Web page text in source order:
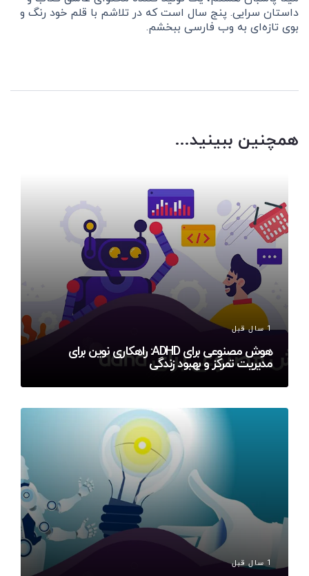
داستان سرایی. پنج سال است که در تلاشم با قلم خود رنگ و
بوی تازه‌ای به وب فارسی ببخشم.
همچنین ببینید...
1 سال قبل
هوش مصنوعی برای ADHD: راهکاری نوین برای
مدیریت تمرکز و بهبود زندگی
1 سال قبل